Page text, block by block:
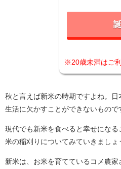
※20歳未満はご
秋と言えば新米の時期ですよね。
生活に欠かすことができないもので
現代でも新米を食べると幸せにな
米の稲刈りについてみていきましょ
新米は、お米を育てているコメ農